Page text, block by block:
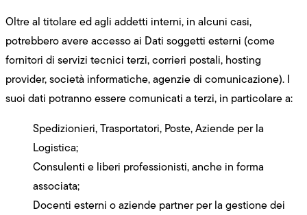
Oltre al titolare ed agli addetti interni, in alcuni casi,
potrebbero avere accesso ai Dati soggetti esterni (come
fornitori di servizi tecnici terzi, corrieri postali, hosting
provider, società informatiche, agenzie di comunicazione). I
suoi dati potranno essere comunicati a terzi, in particolare a:
Spedizionieri, Trasportatori, Poste, Aziende per la
Logistica;
Consulenti e liberi professionisti, anche in forma
associata;
Docenti esterni o aziende partner per la gestione dei